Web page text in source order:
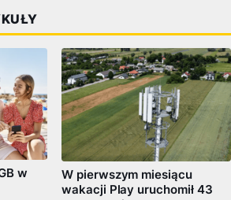
w
W pierwszym miesiącu
wakacji Play uruchomił 43